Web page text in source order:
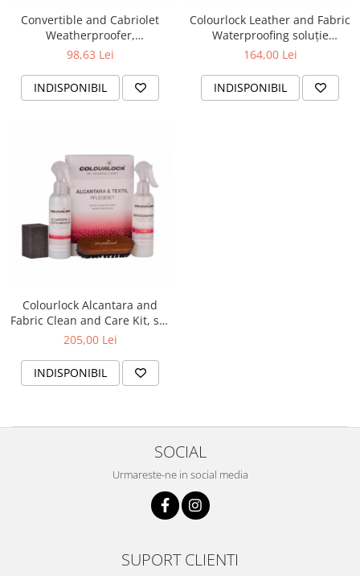
Convertible and Cabriolet
Weatherproofer,
impermeabilizant soft-top,
98,63 Lei
INDISPONIBIL
Colourlock Leather and Fabric
Waterproofing soluție
impermeabilizare
164,00 Lei
INDISPONIBIL
Colourlock Alcantara and
Fabric Clean and Care Kit, set
curățare și întreținere
205,00 Lei
INDISPONIBIL
SOCIAL
Urmareste-ne in social media
SUPORT CLIENTI